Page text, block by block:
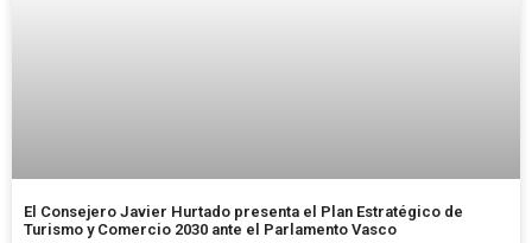
El Consejero Javier Hurtado presenta el Plan Estratégico de
Turismo y Comercio 2030 ante el Parlamento Vasco